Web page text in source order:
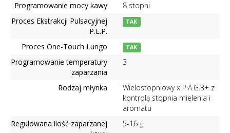
Programowanie mocy kawy
8 stopni
Proces Ekstrakcji Pulsacyjnej
P.E.P.
TAK
Proces One-Touch Lungo TAK
Programowanie temperatury
zaparzania
3
Rodzaj młynka
Wielostopniowy x P.A.G.3+ z
kontrolą stopnia mielenia i
aromatu
Regulowana ilość zaparzanej
5-16 g